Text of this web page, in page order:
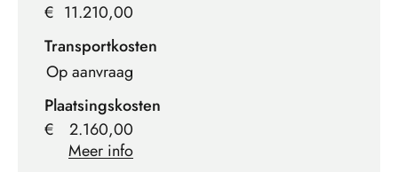
€ 11.210,00
Transportkosten
Op aanvraag
Plaatsingskosten
€
2.160,00
Meer info